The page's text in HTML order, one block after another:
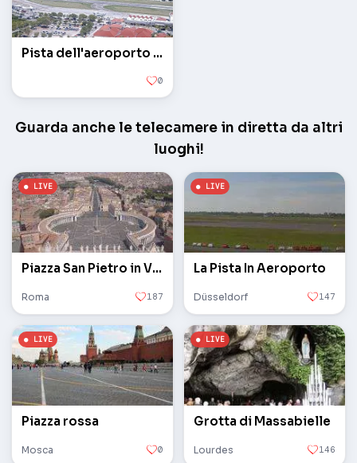
Pista dell'aeroporto Gustavo III
0
Guarda anche le telecamere in diretta da altri
luoghi!
Piazza San Pietro in Vaticano
Roma 187
La Pista In Aeroporto
Düsseldorf 147
Piazza rossa
Mosca 0
Grotta di Massabielle
Lourdes 146